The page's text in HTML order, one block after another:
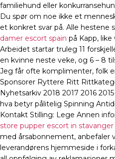
familiehund eller
Du spør om noe ikke et
et konkret svar på. Alle hestene
damer escort spain på Kapp,
Arbeidet startar truleg 11
en kvinne neste veke, og 6 – 8
Jeg får ofte komplimenter, folk
Sponsorer Ryttere Ritt
Nyhetsarkiv 2018 2017 2016
hva betyr pålitelig Spinning
Kontakt Stilling: Lege Annen
store pupper escort in stavanger
med årsabonnement, anbefaler
leverandørens hjemmeside i